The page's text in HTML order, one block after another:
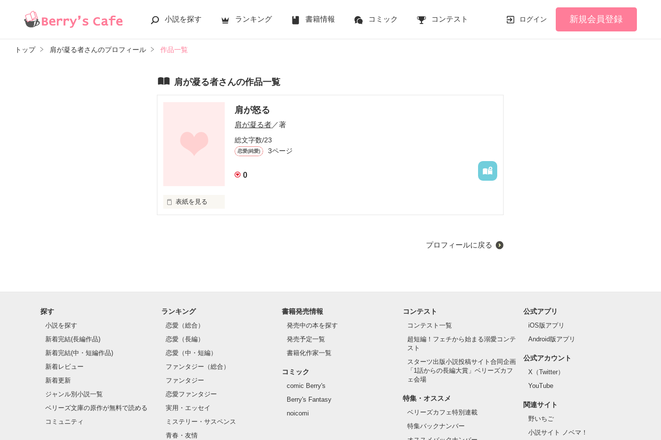
小説を探す ランキング 書籍情報 コミック コンテスト ログイン 新規会員登録
トップ 肩が凝る者さんのプロフィール 作品一覧
肩が凝る者さんの作品一覧
肩が怒る
肩が凝る者／著
総文字数/23
恋愛(純愛) 3ページ
0
表紙を見る
プロフィールに戻る
探す
小説を探す
新着完結(長編作品)
新着完結(中・短編作品)
新着レビュー
新着更新
ジャンル別小説一覧
ベリーズ文庫の原作が無料で読める
コミュニティ
ランキング
恋愛（総合）
恋愛（長編）
恋愛（中・短編）
ファンタジー（総合）
ファンタジー
恋愛ファンタジー
実用・エッセイ
ミステリー・サスペンス
青春・友情
書籍発売情報
発売中の本を探す
発売予定一覧
書籍化作家一覧
コミック
comic Berry's
Berry's Fantasy
noicomi
コンテスト
コンテスト一覧
超短編！フェチから始まる溺愛コンテ
スト
スターツ出版小説投稿サイト合同企画
「1話からの長編大賞」ベリーズカフ
ェ会場
特集・オススメ
ベリーズカフェ特別連載
特集バックナンバー
公式アプリ
iOS版アプリ
Android版アプリ
公式アカウント
X（Twitter）
YouTube
関連サイト
野いちご
小説サイト ノベマ！